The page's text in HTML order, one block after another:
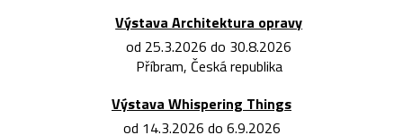
Výstava Architektura opravy
od 25.3.2026 do 30.8.2026
Příbram, Česká republika
Výstava Whispering Things
od 14.3.2026 do 6.9.2026